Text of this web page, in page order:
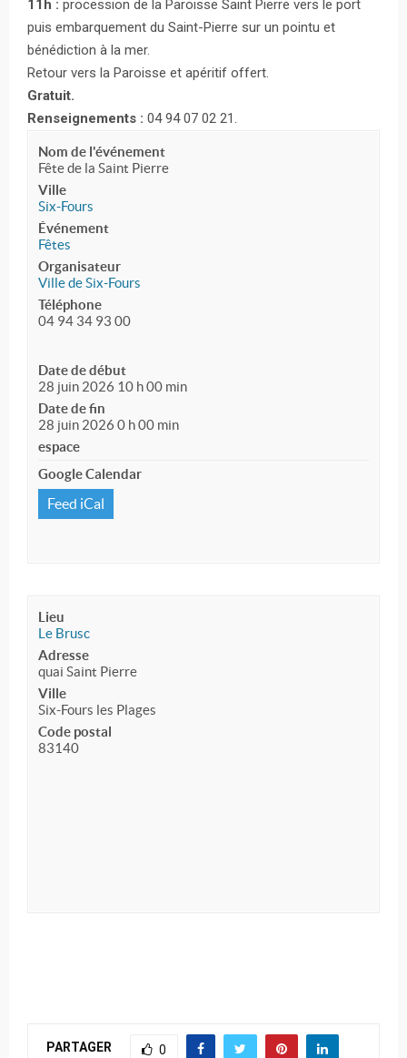
11h : procession de la Paroisse Saint Pierre vers le port
puis embarquement du Saint-Pierre sur un pointu et
bénédiction à la mer.
Retour vers la Paroisse et apéritif offert.
Gratuit.
Renseignements : 04 94 07 02 21.
Nom de l'événement
Fête de la Saint Pierre
Ville
Six-Fours
Événement
Fêtes
Organisateur
Ville de Six-Fours
Téléphone
04 94 34 93 00
Date de début
28 juin 2026 10 h 00 min
Date de fin
28 juin 2026 0 h 00 min
espace
Google Calendar
Feed iCal
Lieu
Le Brusc
Adresse
quai Saint Pierre
Ville
Six-Fours les Plages
Code postal
83140
PARTAGER 0